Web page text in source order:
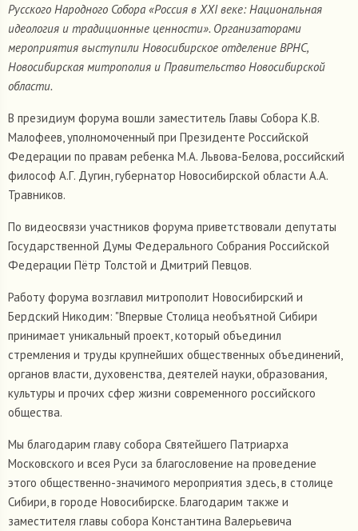
Русского Народного Собора «Россия в XXI веке: Национальная
идеология и традиционные ценности». Организаторами
мероприятия выступили Новосибирское отделение ВРНС,
Новосибирская митрополия и Правительство Новосибирской
области.
В президиум форума вошли заместитель Главы Собора К.В.
Малофеев, уполномоченный при Президенте Российской
Федерации по правам ребенка М.А. Львова-Белова, российский
философ А.Г. Дугин, губернатор Новосибирской области А.А.
Травников.
По видеосвязи участников форума приветствовали депутаты
Государственной Думы Федерального Собрания Российской
Федерации Пётр Толстой и Дмитрий Певцов.
Работу форума возглавил митрополит Новосибирский и
Бердский Никодим: "Впервые Столица необъятной Сибири
принимает уникальный проект, который объединил
стремления и труды крупнейших общественных объединений,
органов власти, духовенства, деятелей науки, образования,
культуры и прочих сфер жизни современного российского
общества.
Мы благодарим главу собора Святейшего Патриарха
Московского и всея Руси за благословение на проведение
этого общественно-значимого мероприятия здесь, в столице
Сибири, в городе Новосибирске. Благодарим также и
заместителя главы собора Константина Валерьевича